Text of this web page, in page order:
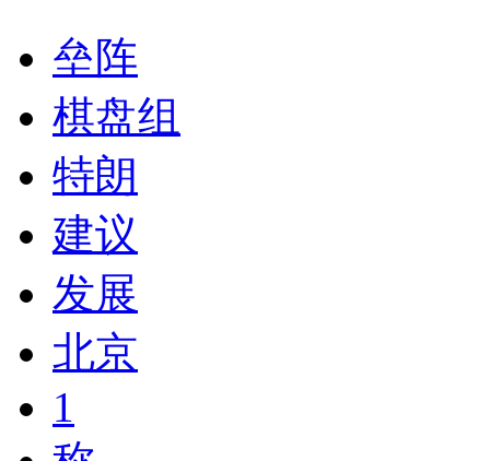
垒阵
棋盘组
特朗
建议
发展
北京
1